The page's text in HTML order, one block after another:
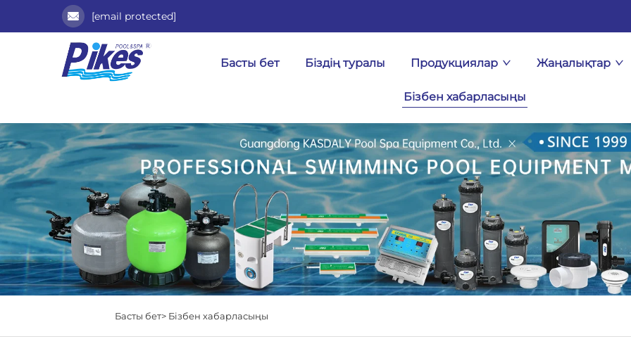
[email protected]
Басты бет Біздің туралы Продукциялар Жаңалықтар
Бізбен хабарласыңы
Басты бет> Бізбен хабарласыңы